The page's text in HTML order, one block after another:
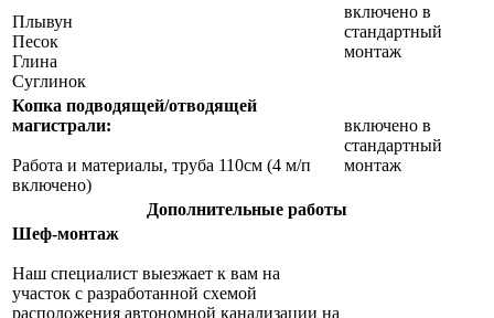
Плывун
Песок
Глина
Суглинок
включено в
стандартный
монтаж
Копка подводящей/отводящей
магистрали:
Работа и материалы, труба 110см (4 м/п
включено)
включено в
стандартный
монтаж
Дополнительные работы
Шеф-монтаж
Наш специалист выезжает к вам на
участок с разработанной схемой
расположения автономной канализации на